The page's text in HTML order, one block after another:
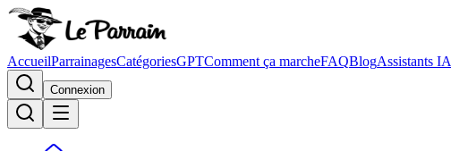
AccueilParrainagesCatégoriesGPTComment ça marcheFAQBlogAssistants IA
Connexion